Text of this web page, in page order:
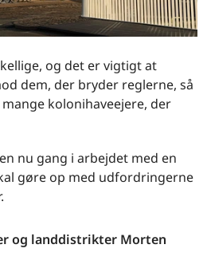
og det er vigtigt at
dem, der bryder reglerne, så
kolonihaveejere, der
nu gang i arbejdet med en
gøre op med udfordringerne
og landdistrikter Morten